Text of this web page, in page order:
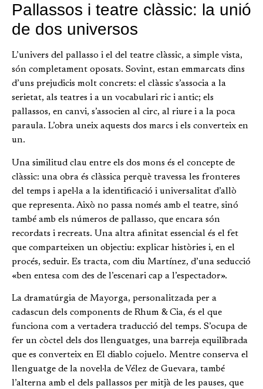
Pallassos i teatre clàssic: la unió
de dos universos
L’univers del pallasso i el del teatre clàssic, a simple vista,
són completament oposats. Sovint, estan emmarcats dins
d’uns prejudicis molt concrets: el clàssic s’associa a la
serietat, als teatres i a un vocabulari ric i antic; els
pallassos, en canvi, s’associen al circ, al riure i a la poca
paraula. L’obra uneix aquests dos marcs i els converteix en
un.
Una similitud clau entre els dos mons és el concepte de
clàssic: una obra és clàssica perquè travessa les fronteres
del temps i apel·la a la identificació i universalitat d’allò
que representa. Això no passa només amb el teatre, sinó
també amb els números de pallasso, que encara són
recordats i recreats. Una altra afinitat essencial és el fet
que comparteixen un objectiu: explicar històries i, en el
procés, seduir. Es tracta, com diu Martínez, d’una seducció
«ben entesa com des de l’escenari cap a l’espectador».
La dramatúrgia de Mayorga, personalitzada per a
cadascun dels components de Rhum & Cia, és el que
funciona com a vertadera traducció del temps. S’ocupa de
fer un còctel dels dos llenguatges, una barreja equilibrada
que es converteix en El diablo cojuelo. Mentre conserva el
llenguatge de la novel·la de Vélez de Guevara, també
l’alterna amb el dels pallassos per mitjà de les pauses, que